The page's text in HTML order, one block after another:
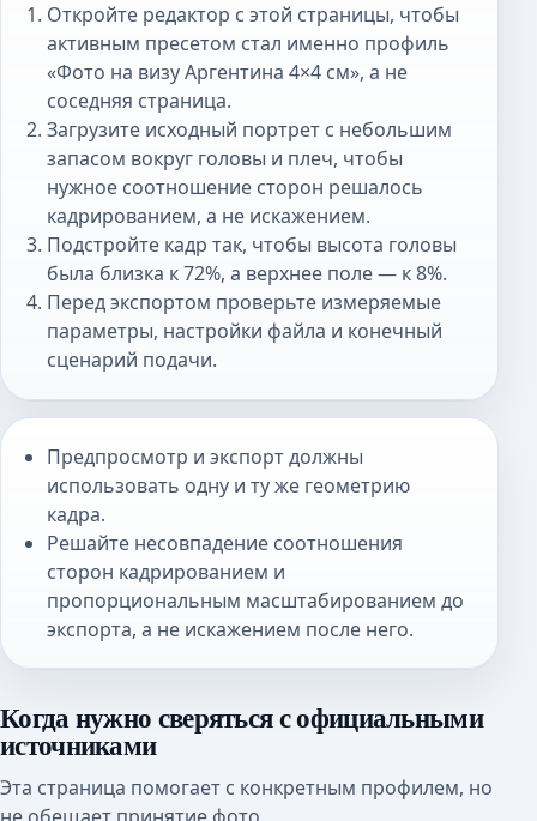
Откройте редактор с этой страницы, чтобы
активным пресетом стал именно профиль
«Фото на визу Аргентина 4×4 см», а не
соседняя страница.
Загрузите исходный портрет с небольшим
запасом вокруг головы и плеч, чтобы
нужное соотношение сторон решалось
кадрированием, а не искажением.
Подстройте кадр так, чтобы высота головы
была близка к 72%, а верхнее поле — к 8%.
Перед экспортом проверьте измеряемые
параметры, настройки файла и конечный
сценарий подачи.
Предпросмотр и экспорт должны
использовать одну и ту же геометрию
кадра.
Решайте несовпадение соотношения
сторон кадрированием и
пропорциональным масштабированием до
экспорта, а не искажением после него.
Когда нужно сверяться с официальными
источниками
Эта страница помогает с конкретным профилем, но